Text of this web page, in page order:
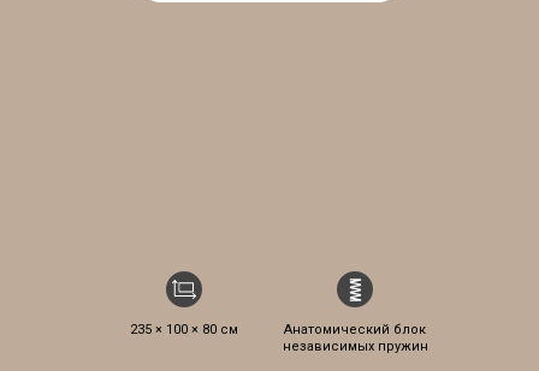
235 × 100 × 80 см
Анатомический блок
независимых пружин